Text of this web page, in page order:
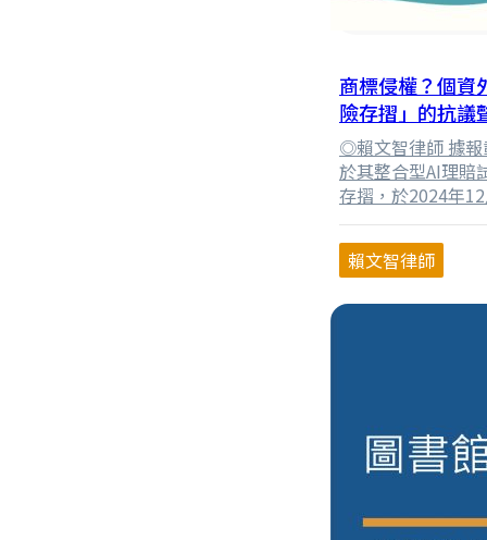
商標侵權？個資
險存摺」的抗議
料的權利
◎賴文智律師 據報
於其整合型AI理賠
存摺，於2024年
為壽險公會與保險
年1月1日取得商
使用此名稱，且
賴文智律師